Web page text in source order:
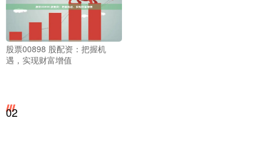
股票00898 股配资：把握机
遇，实现财富增值
02